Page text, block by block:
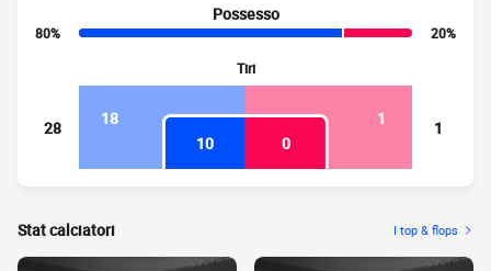
Possesso
80%
20%
Tiri
28 18
1
10
0
1
Stat calciatori I top & flops